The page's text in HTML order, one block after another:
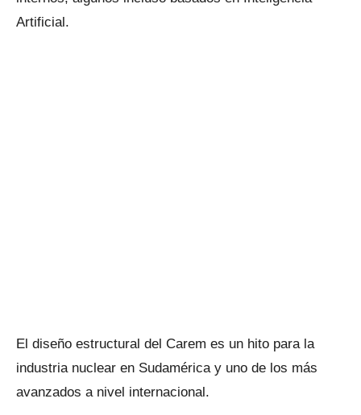
Artificial.
El diseño estructural del Carem es un hito para la
industria nuclear en Sudamérica y uno de los más
avanzados a nivel internacional.